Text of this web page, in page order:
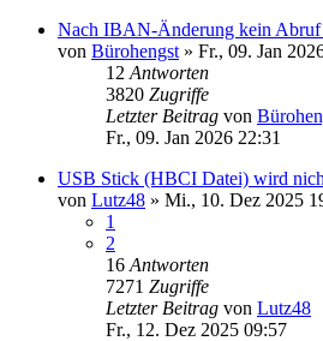
Nach IBAN-Änderung kein Abruf
von Bürohengst » Fr., 09. Jan
12 Antworten
3820 Zugriffe
Letzter Beitrag von
Fr., 09. Jan 2026 22:31
USB Stick (HBCI Datei) wird
von Lutz48 » Mi., 10. Dez 2025
1
2
16 Antworten
7271 Zugriffe
Letzter Beitrag von Lutz48
Fr., 12. Dez 2025 09:57